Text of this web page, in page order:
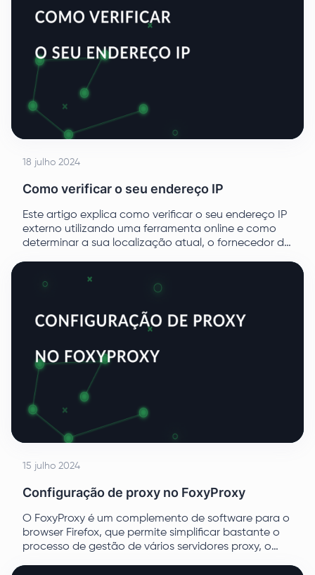
18 julho 2024
Como verificar o seu endereço IP
Este artigo explica como verificar o seu endereço IP
externo utilizando uma ferramenta online e como
determinar a sua localização atual, o fornecedor de
melhorar a sua privacidade online.
15 julho 2024
Configuração de proxy no FoxyProxy
O FoxyProxy é um complemento de software para o
browser Firefox, que permite simplificar bastante o
processo de gestão de vários servidores proxy, o